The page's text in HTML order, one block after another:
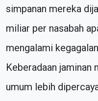
simpanan mereka
miliar per nasabah
mengalami
Keberadaan jaminan
umum lebih